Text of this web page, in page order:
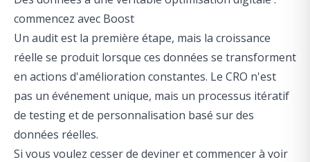
commencez avec Boost
Un audit est la première étape, mais la croissance
réelle se produit lorsque ces données se transforment
en actions d'amélioration constantes. Le CRO n'est
pas un événement unique, mais un processus itératif
de testing et de personnalisation basé sur des
données réelles.
Si vous voulez cesser de deviner et commencer à voir